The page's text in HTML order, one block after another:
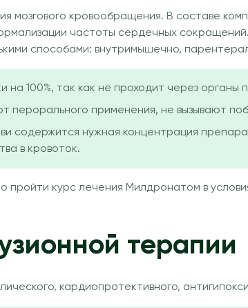
мозгового кровообращения. В составе
частоты сердечных сокращений.
способами: внутримышечно,
на 100%, так как не проходит через
перорального применения, не вызывают
содержится нужная концентрация
в кровоток.
пройти курс лечения Милдронатом в
терапии
кардиопротективного,